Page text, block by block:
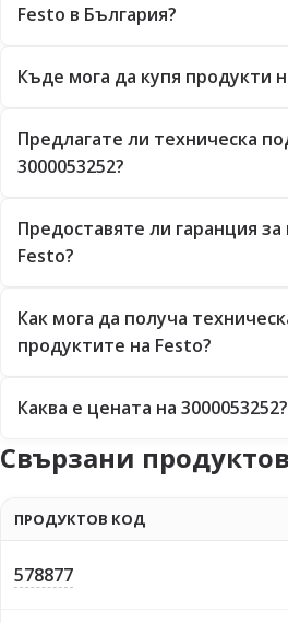
Festo в България?
Къде мога да купя продукти
Предлагате ли техническа
3000053252?
Предоставяте ли гаранция
Festo?
Как мога да получа
продуктите на Festo?
Каква е цената на 3000053252?
Свързани
ПРОДУКТОВ КОД
578877